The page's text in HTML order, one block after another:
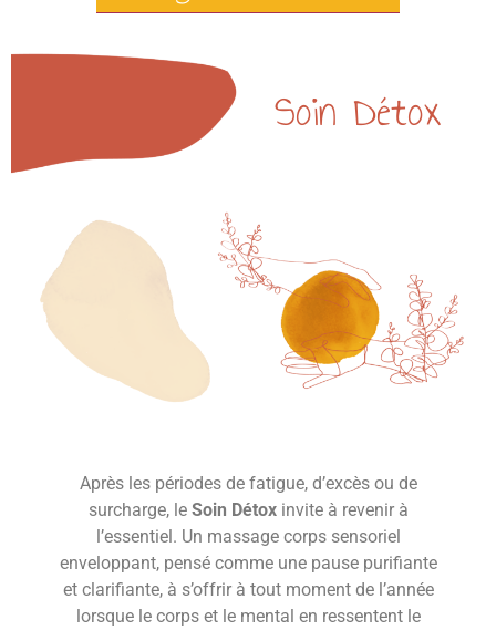
Soin Détox
Après les périodes de fatigue, d’excès ou de
surcharge, le Soin Détoxinvite à revenir à
l’essentiel. Un massage corps sensoriel
enveloppant, pensé comme une pause purifiante
et clarifiante, à s’offrir à tout moment de l’année
lorsque le corps et le mental en ressentent le